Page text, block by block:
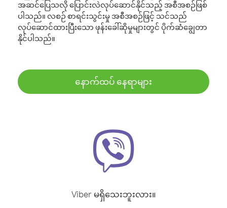
အဆင်ပြေသလို ပြောင်းလဲလုပ်ဆောင်နိုင်သည့် အစီအစဉ်ဖြစ်
ပါသည်။ လစဉ် စာရင်းသွင်းမှု အစီအစဉ်ဖြင့် သင်သည်
လုပ်ဆောင်ထားပြီးသော ဖုန်းခေါ်ဆိုမှုများတွင် ပိုက်ဆံချွေတာ
နိုင်ပါသည်။
နောက်ထပ် နေရာများ
Viber မရှိသေးဘူးလား။